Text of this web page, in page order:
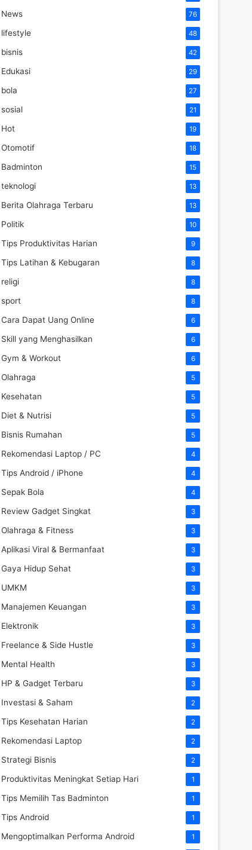
News 76
lifestyle 48
bisnis 42
Edukasi 29
bola 27
sosial 21
Hot 19
Otomotif 18
Badminton 15
teknologi 13
Berita Olahraga Terbaru 13
Politik 10
Tips Produktivitas Harian 9
Tips Latihan & Kebugaran 8
religi 8
sport 8
Cara Dapat Uang Online 6
Skill yang Menghasilkan 6
Gym & Workout 6
Olahraga 5
Kesehatan 5
Diet & Nutrisi 5
Bisnis Rumahan 5
Rekomendasi Laptop / PC 4
Tips Android / iPhone 4
Sepak Bola 4
Review Gadget Singkat 3
Olahraga & Fitness 3
Aplikasi Viral & Bermanfaat 3
Gaya Hidup Sehat 3
UMKM 3
Manajemen Keuangan 3
Elektronik 3
Freelance & Side Hustle 3
Mental Health 3
HP & Gadget Terbaru 3
Investasi & Saham 2
Tips Kesehatan Harian 2
Rekomendasi Laptop 2
Strategi Bisnis 2
Produktivitas Meningkat Setiap Hari 1
Tips Memilih Tas Badminton 1
Tips Android 1
Mengoptimalkan Performa Android 1